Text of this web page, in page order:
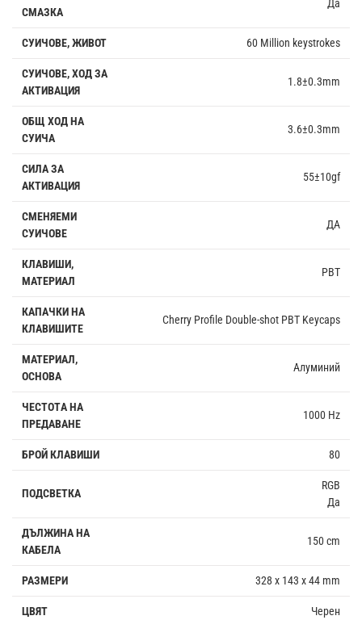
СМАЗКА
Да
СУИЧОВЕ, ЖИВОТ 60 Million keystrokes
СУИЧОВЕ, ХОД ЗА
АКТИВАЦИЯ
1.8±0.3mm
ОБЩ ХОД НА
СУИЧА
3.6±0.3mm
СИЛА ЗА
АКТИВАЦИЯ
55±10gf
СМЕНЯЕМИ
СУИЧОВЕ
ДА
КЛАВИШИ,
МАТЕРИАЛ
PBT
КАПАЧКИ НА
КЛАВИШИТЕ
Cherry Profile Double-shot PBT Keycaps
МАТЕРИАЛ,
ОСНОВА
Алуминий
ЧЕСТОTА НА
ПРЕДАВАНЕ
1000 Hz
БРОЙ КЛАВИШИ 80
ПОДСВЕТКА
RGB
Да
ДЪЛЖИНА НА
КАБЕЛА
150 cm
РАЗМЕРИ 328 x 143 x 44 mm
ЦВЯТ Черен